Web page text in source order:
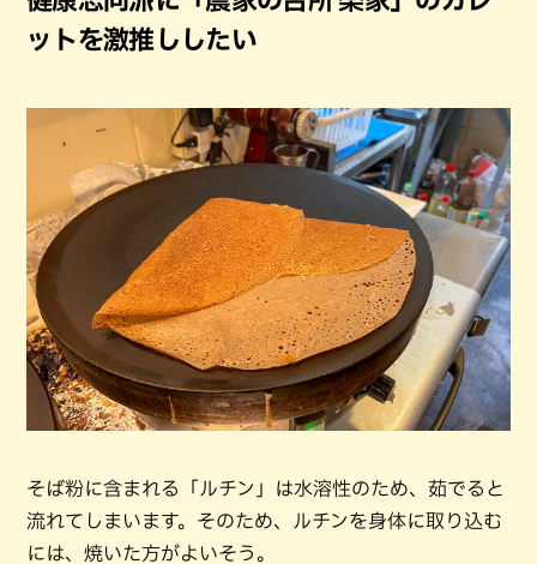
ットを激推ししたい
そば粉に含まれる「ルチン」は水溶性のため、茹でると
流れてしまいます。そのため、ルチンを身体に取り込む
には、焼いた方がよいそう。